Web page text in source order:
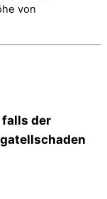
von
der